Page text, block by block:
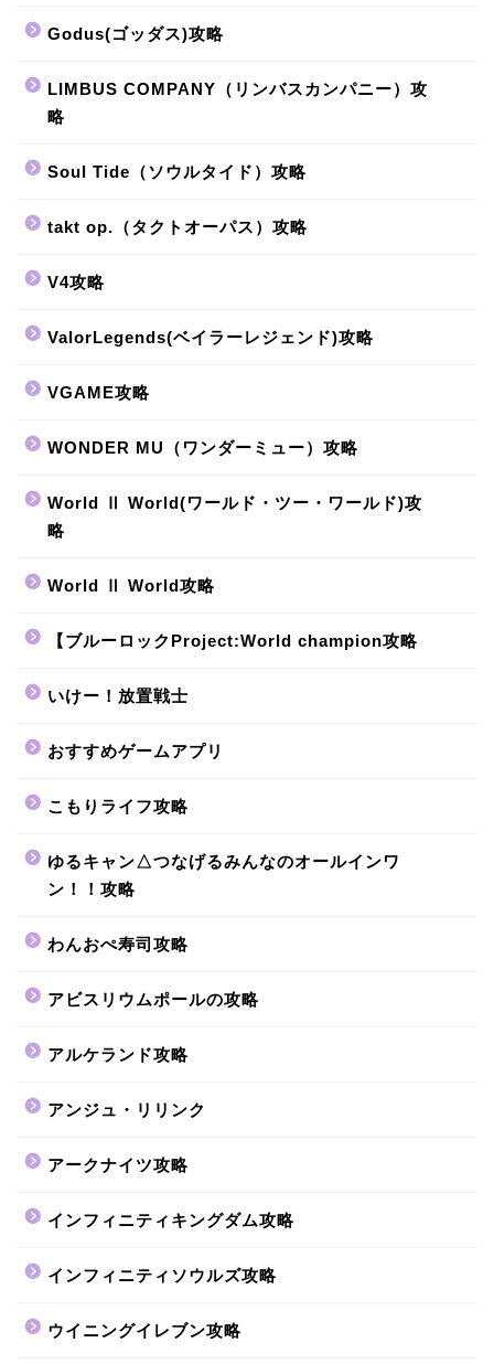
Godus(ゴッダス)攻略
LIMBUS COMPANY（リンバスカンパニー）攻
略
Soul Tide（ソウルタイド）攻略
takt op.（タクトオーパス）攻略
V4攻略
ValorLegends(ベイラーレジェンド)攻略
VGAME攻略
WONDER MU（ワンダーミュー）攻略
World Ⅱ World(ワールド・ツー・ワールド)攻
略
World Ⅱ World攻略
【ブルーロックProject:World champion攻略
いけー！放置戦士
おすすめゲームアプリ
こもりライフ攻略
ゆるキャン△つなげるみんなのオールインワ
ン！！攻略
わんおぺ寿司攻略
アビスリウムポールの攻略
アルケランド攻略
アンジュ・リリンク
アークナイツ攻略
インフィニティキングダム攻略
インフィニティソウルズ攻略
ウイニングイレブン攻略